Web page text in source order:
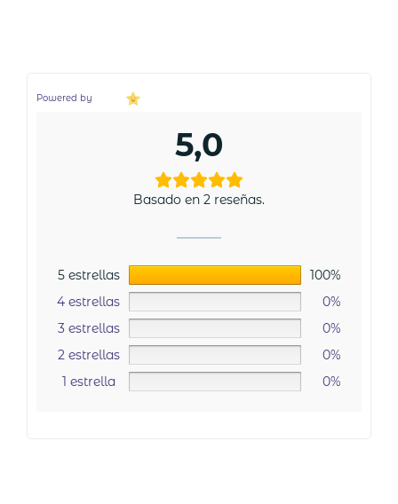
Powered by
5,0
Basado en 2 reseñas.
5 estrellas
100%
4 estrellas
0%
3 estrellas
0%
2 estrellas
0%
1 estrella
0%